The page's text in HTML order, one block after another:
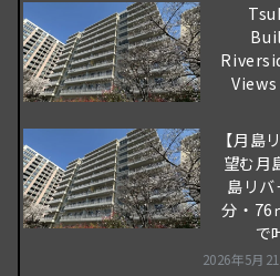
【月島
望む月
島リ
分・76
で
2026年5月